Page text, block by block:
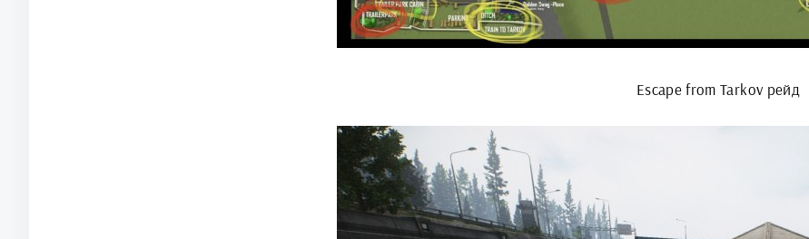
Escape from Tarkov рейд